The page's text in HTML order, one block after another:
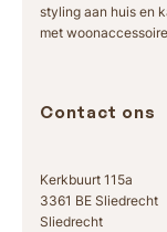
styling aan huis en
met
Contact ons
Kerkbuurt 115a
3361 BE Sliedrecht
Sliedrecht